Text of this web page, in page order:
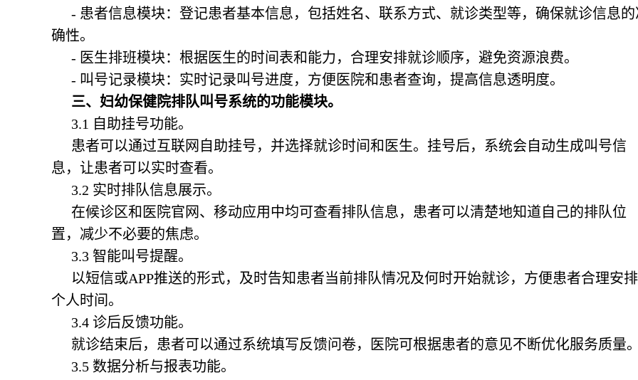
- 患者信息模块：登记患者基本信息，包括姓名、联系方式、就诊类型等，确保就诊信息的
确性。
- 医生排班模块：根据医生的时间表和能力，合理安排就诊顺序，避免资源浪费。
- 叫号记录模块：实时记录叫号进度，方便医院和患者查询，提高信息透明度。
三、妇幼保健院排队叫号系统的功能模块。
3.1 自助挂号功能。
患者可以通过互联网自助挂号，并选择就诊时间和医生。挂号后，系统会自动生成叫号信
息，让患者可以实时查看。
3.2 实时排队信息展示。
在候诊区和医院官网、移动应用中均可查看排队信息，患者可以清楚地知道自己的排队位
置，减少不必要的焦虑。
3.3 智能叫号提醒。
以短信或APP推送的形式，及时告知患者当前排队情况及何时开始就诊，方便患者合理安排
个人时间。
3.4 诊后反馈功能。
就诊结束后，患者可以通过系统填写反馈问卷，医院可根据患者的意见不断优化服务质量
3.5 数据分析与报表功能。